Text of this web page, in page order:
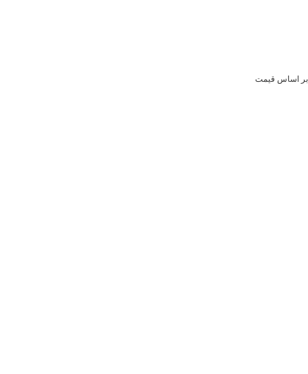
بر اساس قیمت